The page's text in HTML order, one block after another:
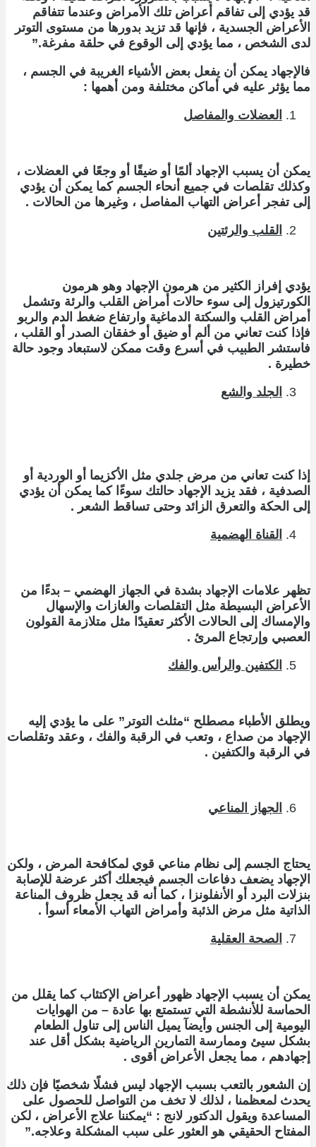
قد يؤدي إلى تفاقم أعراض تلك الأمراض وعندما تتفاقم
الأعراض الجسدية ، فإنها قد تزيد بدورها من مستوى التوتر
لدى الشخص ، مما يؤدي إلى الوقوع في حلقة مفرغة.”
فالإجهاد يمكن أن يفعل بعض الأشياء الغريبة في الجسم ،
مما يؤثر عليه في أماكن مختلفة ومن أهمها :
العضلات والمفاصل
يمكن أن يسبب الإجهاد ألمًا أو ضيقًا أو وجعًا في العضلات ،
وكذلك تقلصات في جميع أنحاء الجسم كما يمكن أن يؤدي
إلى تفجر أعراض التهاب المفاصل ، وغيرها من الحالات .
القلب والرئتين
يؤدي إفراز الكثير من هرمون الإجهاد وهو هرمون
الكورتيزول إلى سوء حالات أمراض القلب والرئة وتشمل
أمراض القلب والسكتة الدماغية وارتفاع ضغط الدم والربو
فإذا كنت تعاني من ألم أو ضيق أو خفقان الصدر أو القلب ،
فاستشر الطبيب في أسرع وقت ممكن لاستبعاد وجود حالة
خطيرة .
الجلد والشع
إذا كنت تعاني من مرض جلدي مثل الأكزيما أو الوردية أو
الصدفية ، فقد يزيد الإجهاد حالتك سوءًا كما يمكن أن يؤدي
إلى الحكة والتعرق الزائد وحتى تساقط الشعر .
القناة الهضمية
تظهر علامات الإجهاد بشدة في الجهاز الهضمي – بدءًا من
الأعراض البسيطة مثل التقلصات والغازات والإسهال
والإمساك إلى الحالات الأكثر تعقيدًا مثل متلازمة القولون
العصبي وإرتجاع المرئ .
الكتفين والرأس والفك
ويطلق الأطباء مصطلح “مثلث التوتر” على ما يؤدي إليه
الإجهاد من صداع ، وتعب في الرقبة والفك ، وعقد وتقلصات
في الرقبة والكتفين .
الجهاز المناعي
يحتاج الجسم إلى نظام مناعي قوي لمكافحة المرض ، ولكن
الإجهاد يضعف دفاعات الجسم فيجعلك أكثر عرضة للإصابة
بنزلات البرد أو الأنفلونزا ، كما أنه قد يجعل ظروف المناعة
الذاتية مثل مرض الذئبة وأمراض التهاب الأمعاء أسوأ .
الصحة العقلية
يمكن أن يسبب الإجهاد ظهور أعراض الإكتئاب كما يقلل من
الحماسة للأنشطة التي تستمتع بها عادة – من الهوايات
اليومية إلى الجنس وأيضآ يميل الناس إلى تناول الطعام
بشكل سيئ وممارسة التمارين الرياضية بشكل أقل عند
إجهادهم ، مما يجعل الأعراض أقوى .
إن الشعور بالتعب بسبب الإجهاد ليس فشلًا شخصيًا فإن ذلك
يحدث لمعظمنا ، لذلك لا تخف من التواصل للحصول على
المساعدة ويقول الدكتور لانج : “يمكننا علاج الأعراض ، لكن
المفتاح الحقيقي هو العثور على سبب المشكلة وعلاجه.”